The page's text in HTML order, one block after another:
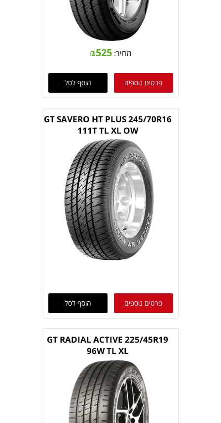
מחיר: ₪525
פרטים נוספים הוסף לסל
GT SAVERO HT PLUS 245/70R16
111T TL XL OW
פרטים נוספים הוסף לסל
GT RADIAL ACTIVE 225/45R19
96W TL XL